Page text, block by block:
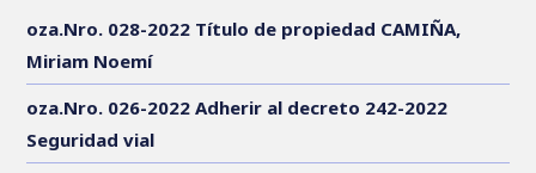
oza.Nro. 028-2022 Título de propiedad CAMIÑA,
Miriam Noemí
oza.Nro. 026-2022 Adherir al decreto 242-2022
Seguridad vial